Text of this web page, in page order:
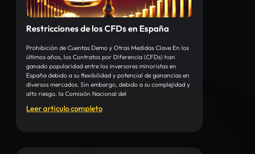
Restricciones de los CFDs en España
Prohibición de Cuentas Demo y Otras Medidas Clave En los
últimos años, los Contratos por Diferencia (CFDs) han
ganado popularidad entre los inversores minoristas en
España debido a su flexibilidad y potencial de ganancias en
diversos mercados. Sin embargo, debido a su complejidad y
alto riesgo, la Comisión Nacional del
Leer articulo completo